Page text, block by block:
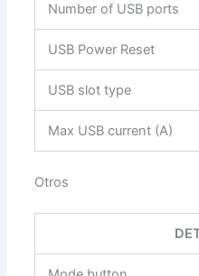
Number of USB ports
USB Power Reset
USB slot type
Max USB current (A)
Otros